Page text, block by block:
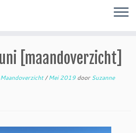
[maandoverzicht]
Maandoverzicht/Mei 2019 doorSuzanne